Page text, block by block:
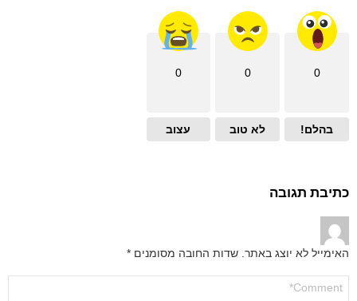
0
בהלם!
0
לא טוב
0
עצוב
כתיבת תגובה
האימייל לא יוצג באתר. שדות החובה מסומנים *
שלך